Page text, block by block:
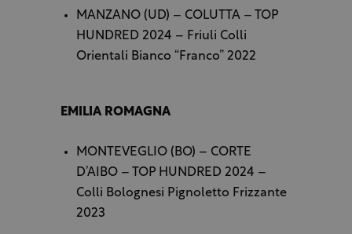
MANZANO (UD) – COLUTTA – TOP
HUNDRED 2024 – Friuli Colli
Orientali Bianco “Franco” 2022
EMILIA ROMAGNA
MONTEVEGLIO (BO) – CORTE
D’AIBO – TOP HUNDRED 2024 –
Colli Bolognesi Pignoletto Frizzante
2023